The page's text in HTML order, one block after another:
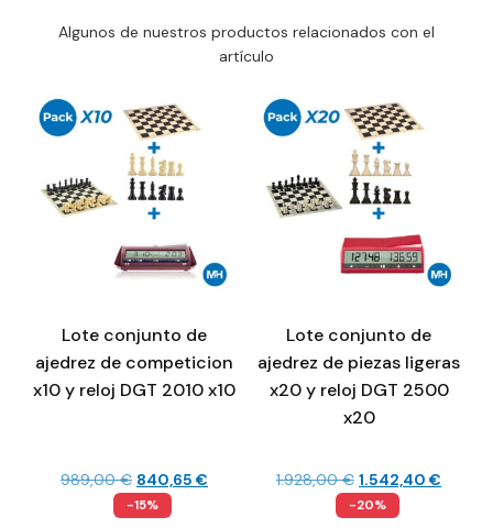
Algunos de nuestros productos relacionados con el
artículo
Lote conjunto de
ajedrez de competicion
x10 y reloj DGT 2010 x10
989,00€ 840,65 €
-15%
Lote conjunto de
ajedrez de piezas ligeras
x20 y reloj DGT 2500
x20
1.928,00€ 1.542,40 €
-20%